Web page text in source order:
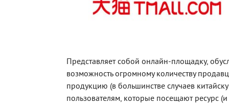
Представляет собой онлайн-площадку,
возможность огромному количеству
продукцию (в большинстве случаев
пользователям, которые посещают ресурс